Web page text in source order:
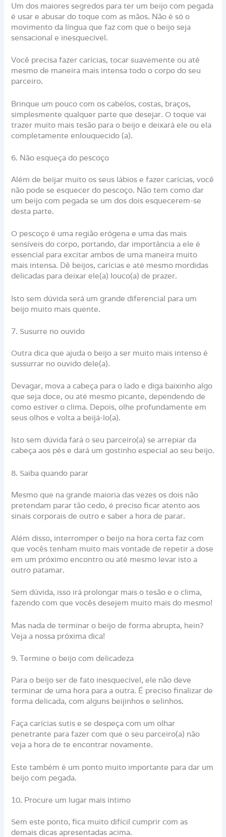
Um dos maiores segredos para ter um beijo com pegada
é usar e abusar do toque com as mãos. Não é só o
movimento da língua que faz com que o beijo seja
sensacional e inesquecível.
Você precisa fazer carícias, tocar suavemente ou até
mesmo de maneira mais intensa todo o corpo do seu
parceiro.
Brinque um pouco com os cabelos, costas, braços,
simplesmente qualquer parte que desejar. O toque vai
trazer muito mais tesão para o beijo e deixará ele ou ela
completamente enlouquecido (a).
6. Não esqueça do pescoço
Além de beijar muito os seus lábios e fazer carícias, você
não pode se esquecer do pescoço. Não tem como dar
um beijo com pegada se um dos dois esquecerem-se
desta parte.
O pescoço é uma região erógena e uma das mais
sensíveis do corpo, portando, dar importância a ele é
essencial para excitar ambos de uma maneira muito
mais intensa. Dê beijos, carícias e até mesmo mordidas
delicadas para deixar ele(a) louco(a) de prazer.
Isto sem dúvida será um grande diferencial para um
beijo muito mais quente.
7. Susurre no ouvido
Outra dica que ajuda o beijo a ser muito mais intenso é
sussurrar no ouvido dele(a).
Devagar, mova a cabeça para o lado e diga baixinho algo
que seja doce, ou até mesmo picante, dependendo de
como estiver o clima. Depois, olhe profundamente em
seus olhos e volta a beijá-lo(a).
Isto sem dúvida fará o seu parceiro(a) se arrepiar da
cabeça aos pés e dará um gostinho especial ao seu beijo.
8. Saiba quando parar
Mesmo que na grande maioria das vezes os dois não
pretendam parar tão cedo, é preciso ficar atento aos
sinais corporais de outro e saber a hora de parar.
Além disso, interromper o beijo na hora certa faz com
que vocês tenham muito mais vontade de repetir a dose
em um próximo encontro ou até mesmo levar isto a
outro patamar.
Sem dúvida, isso irá prolongar mais o tesão e o clima,
fazendo com que vocês desejem muito mais do mesmo!
Mas nada de terminar o beijo de forma abrupta, hein?
Veja a nossa próxima dica!
9. Termine o beijo com delicadeza
Para o beijo ser de fato inesquecível, ele não deve
terminar de uma hora para a outra. É preciso finalizar de
forma delicada, com alguns beijinhos e selinhos.
Faça carícias sutis e se despeça com um olhar
penetrante para fazer com que o seu parceiro(a) não
veja a hora de te encontrar novamente.
Este também é um ponto muito importante para dar um
beijo com pegada.
10. Procure um lugar mais íntimo
Sem este ponto, fica muito difícil cumprir com as
demais dicas apresentadas acima.